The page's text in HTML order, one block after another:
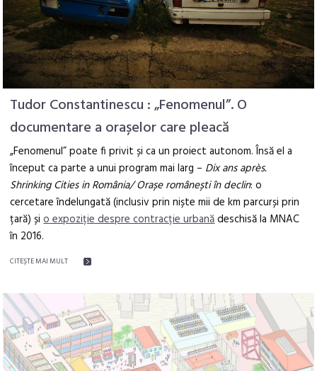
Tudor Constantinescu : „Fenomenul”. O
documentare a orașelor care pleacă
„Fenomenul” poate fi privit și ca un proiect autonom. Însă el a
început ca parte a unui program mai larg – Dix ans après.
Shrinking Cities in România/ Orașe românești în declin: o
cercetare îndelungată (inclusiv prin niște mii de km parcurși prin
țară) șio expoziție despre contracție urbanădeschisă la MNAC
în 2016.
CITEŞTE MAI MULT